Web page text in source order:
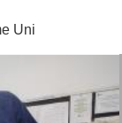
Uni